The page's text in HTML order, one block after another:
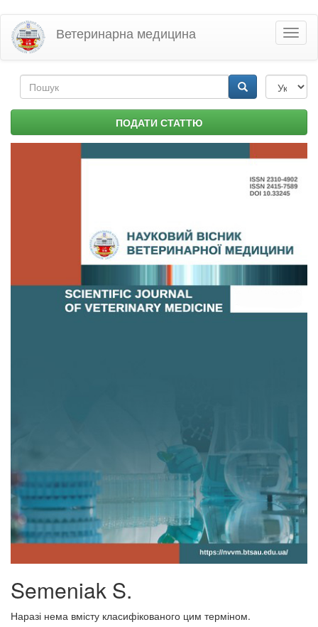
Перейти
основного
матеріалу
Ветеринарна медицина
Пошукова
форма ПОДАТИ СТАТТЮ
Semeniak S.
Наразі нема вмісту класифікованого цим терміном.